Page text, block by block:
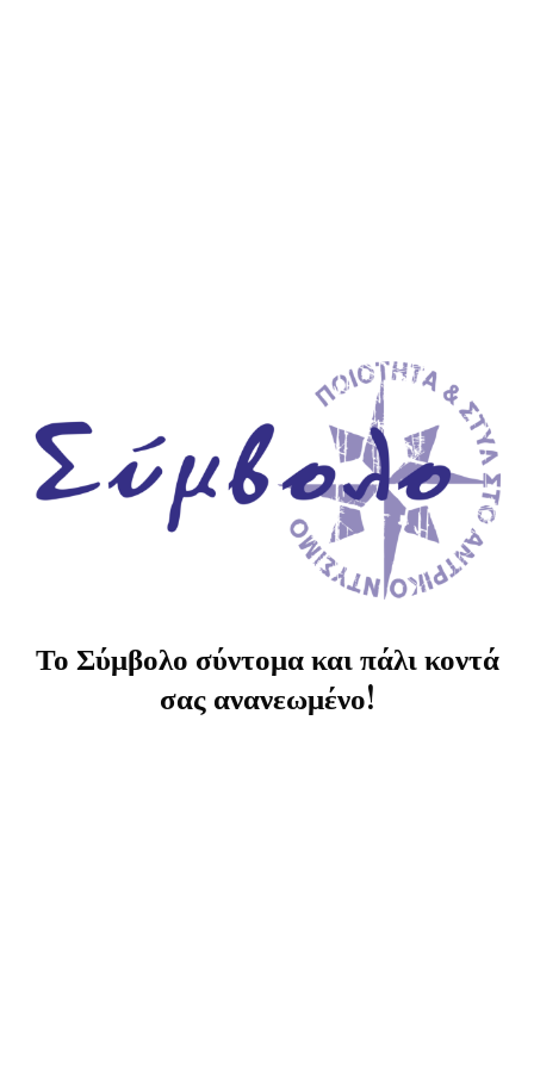
Το Σύμβολο σύντομα και πάλι κοντά
σας ανανεωμένο!